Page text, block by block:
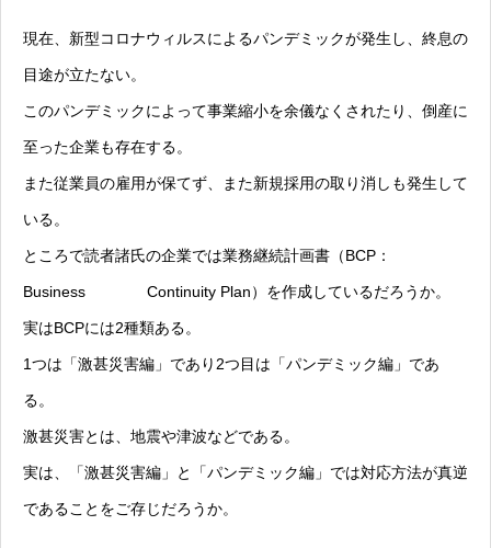
現在、新型コロナウィルスによるパンデミックが発生し、終息の
目途が立たない。
このパンデミックによって事業縮小を余儀なくされたり、倒産に
至った企業も存在する。
また従業員の雇用が保てず、また新規採用の取り消しも発生して
いる。
ところで読者諸氏の企業では業務継続計画書（BCP：
Business Continuity Plan）を作成しているだろうか。
実はBCPには2種類ある。
1つは「激甚災害編」であり2つ目は「パンデミック編」であ
る。
激甚災害とは、地震や津波などである。
実は、「激甚災害編」と「パンデミック編」では対応方法が真逆
であることをご存じだろうか。